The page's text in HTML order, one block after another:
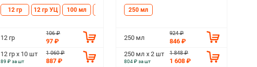
12 гр 12 гр УЦ 100 мл 250 мл
12 гр
106 ₽
97 ₽
12 гр х 10 шт
89 ₽ за шт
1 060 ₽
887 ₽
250 мл
250 мл
924 ₽
846 ₽
250 мл х 2 шт
804 ₽ за шт
1 848 ₽
1 608 ₽